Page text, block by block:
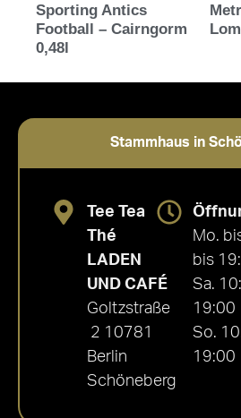
Sporting Antics
Football – Cairngorm
0,48l
Stammhaus in
Tee Tea
Thé
LADEN
UND CAFÉ
Goltzstraße
2 10781
Berlin
Schöneberg
Mo.
bis
Sa.
19:00
So.
19:00